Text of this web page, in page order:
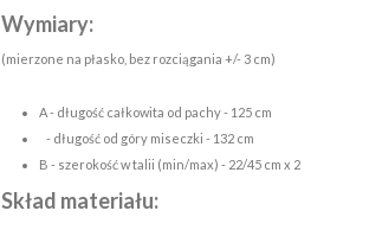
Wymiary:
(mierzone na płasko, bez rozciągania +/- 3 cm)
A - długość całkowita od pachy - 125 cm
- długość od góry miseczki - 132 cm
B - szerokość w talii (min/max) - 22/45 cm x 2
Skład materiału: